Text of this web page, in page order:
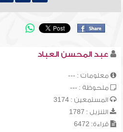
عبد المحسن العباد
معلومات : ---
ملحوظة : ---
المستمعين : 3174
التنزيل : 1787
قراءة: 6472